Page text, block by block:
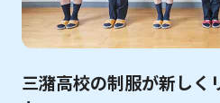
三潴高校の制服が新しく